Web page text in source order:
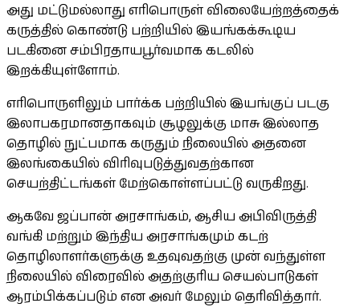
அது மட்டுமல்லாது எரிபொருள் விலையேற்றத்தைக்
கருத்தில் கொண்டு பற்றியில் இயங்கக்கூடிய
படகினை சம்பிரதாயபூர்வமாக கடலில்
இறக்கியுள்ளோம்.
எரிபொருளிலும் பார்க்க பற்றியில் இயங்குப் படகு
இலாபகரமானதாகவும் சூழலுக்கு மாசு இல்லாத
தொழில் நுட்பமாக கருதும் நிலையில் அதனை
இலங்கையில் விரிவுபடுத்துவதற்கான
செயற்திட்டங்கள் மேற்கொள்ளப்பட்டு வருகிறது.
ஆகவே ஜப்பான் அரசாங்கம், ஆசிய அபிவிருத்தி
வங்கி மற்றும் இந்திய அரசாங்கமும் கடற்
தொழிலாளர்களுக்கு உதவுவதற்கு முன் வந்துள்ள
நிலையில் விரைவில் அதற்குரிய செயல்பாடுகள்
ஆரம்பிக்கப்படும் என அவர் மேலும் தெரிவித்தார்.